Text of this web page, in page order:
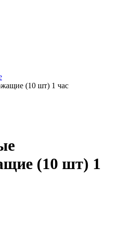
(10 шт) 1 час
(10 шт) 1